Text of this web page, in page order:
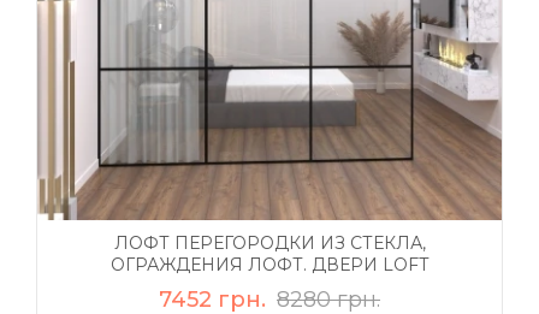
ЛОФТ ПЕРЕГОРОДКИ ИЗ СТЕКЛА,
ОГРАЖДЕНИЯ ЛОФТ. ДВЕРИ LOFT
7452 грн. 8280 грн.